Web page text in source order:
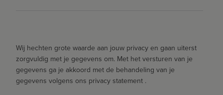
Wij hechten grote waarde aan jouw privacy en gaan uiterst
zorgvuldig met je gegevens om. Met het versturen van je
gegevens ga je akkoord met de behandeling van je
gegevens volgens ons privacy statement .